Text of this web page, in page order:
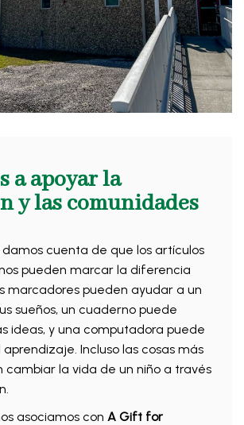
a apoyar la
y las comunidades
damos cuenta de que los artículos
pueden marcar la diferencia
marcadores pueden ayudar a un
sueños, un cuaderno puede
ideas, y una computadora puede
Incluso las cosas más
cambiar la vida de un niño a través
asociamos con A Gift for